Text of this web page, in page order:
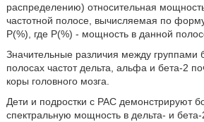
распределению) относительная
частотной полосе, вычисляемая по
P(%), где Р(%) - мощность в данной
Значительные различия между
полосах частот дельта, альфа и бета-2
коры головного мозга.
Дети и подростки с РАС демонстрируют
спектральную мощность в дельта- и